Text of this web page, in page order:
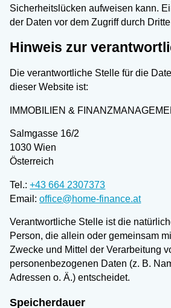
Sicherheitslücken aufweisen kann.
der Daten vor dem Zugriff durch
Hinweis zur
Die verantwortliche Stelle für die
dieser Website ist:
IMMOBILIEN &
Salmgasse 16/2
1030 Wien
Österreich
Tel.:+43 664 2307373
Email:office@home-finance.at
Verantwortliche Stelle ist die
Person, die allein oder gemeinsam
Zwecke und Mittel der Verarbeitung
personenbezogenen Daten (z. B.
Adressen o. Ä.) entscheidet.
Speicherdauer